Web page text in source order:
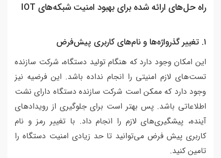
راه حل‌های ارائه شده برای بهبود امنیت شبکه‌های IOT
١. تغییر گذرواژه‌ها و نام‌های کاربری پیش‌فرض
این امکان وجود دارد که هنگام تولید دستگاه، شرکت سازنده
تست‌های لازم امنیتی را انجام نداده باشد. این فرضیه نیز
وجود دارد که ممکن است شرکت سازنده دستگاه دارای نشت
اطلاعاتی باشد. پس بهتر است برای جلوگیری از رویدادهای
آینده، پیشگیری‌های لازم را انجام داد. با تغییر رمز و نام
کاربری پیش فرض می‌توانید تا حد زیادی امنیت دستگاه را
تامین کنید.